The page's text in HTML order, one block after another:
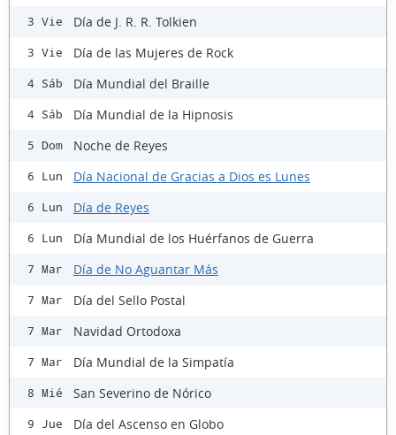
3 Vie Día de J. R. R. Tolkien
3 Vie Día de las Mujeres de Rock
4 Sáb Día Mundial del Braille
4 Sáb Día Mundial de la Hipnosis
5 Dom Noche de Reyes
6 Lun Día Nacional de Gracias a Dios es Lunes
6 Lun Día de Reyes
6 Lun Día Mundial de los Huérfanos de Guerra
7 Mar Día de No Aguantar Más
7 Mar Día del Sello Postal
7 Mar Navidad Ortodoxa
7 Mar Día Mundial de la Simpatía
8 Mié San Severino de Nórico
9 Jue Día del Ascenso en Globo